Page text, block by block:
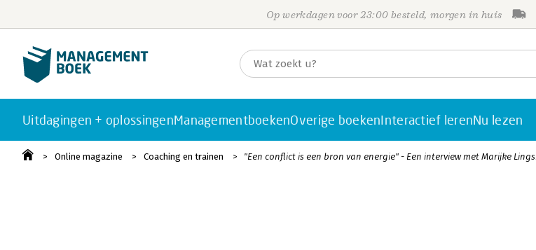
Op werkdagen voor 23:00 besteld, morgen in huis
Uitdagingen + oplossingenManagementboekenOverige boekenInteractief lerenNu lezen
Online magazine Coaching en trainen "Een conflict is een bron van energie" - Een interview met Marijke